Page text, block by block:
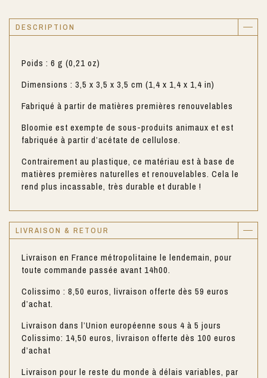
DESCRIPTION
Poids : 6 g (0,21 oz)
Dimensions : 3,5 x 3,5 x 3,5 cm (1,4 x 1,4 x 1,4 in)
Fabriqué à partir de matières premières renouvelables
Bloomie est exempte de sous-produits animaux et est
fabriquée à partir d’acétate de cellulose.
Contrairement au plastique, ce matériau est à base de
matières premières naturelles et renouvelables. Cela le
rend plus incassable, très durable et durable !
LIVRAISON & RETOUR
Livraison en France métropolitaine le lendemain, pour
toute commande passée avant 14h00.
Colissimo : 8,50 euros, livraison offerte dès 59 euros
d’achat.
Livraison dans l’Union européenne sous 4 à 5 jours
Colissimo: 14,50 euros, livraison offerte dès 100 euros
d’achat
Livraison pour le reste du monde à délais variables, par